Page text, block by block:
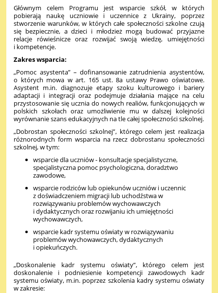
Głównym celem Programu jest wsparcie szkół, w których
pobierają naukę uczniowie i uczennice z Ukrainy, poprzez
stworzenie warunków, w których całe społeczności szkolne czują
się bezpiecznie, a dzieci i młodzież mogą budować przyjazne
relacje rówieśnicze oraz rozwijać swoją wiedzę, umiejętności
i kompetencje.
Zakres wsparcia:
„Pomoc asystenta” – dofinansowanie zatrudnienia asystentów,
o których mowa w art. 165 ust. 8a ustawy Prawo oświatowe.
Asystent m.in. diagnozuje etapy szoku kulturowego i bariery
adaptacji i integracji oraz podejmuje działania mające na celu
przystosowanie się ucznia do nowych realiów, funkcjonujących w
polskich szkołach oraz umożliwienie mu w dalszej kolejności
wyrównanie szans edukacyjnych na tle całej społeczności szkolnej.
„Dobrostan społeczności szkolnej”, którego celem jest realizacja
różnorodnych form wsparcia na rzecz dobrostanu społeczności
szkolnej, w tym:
wsparcie dla uczniów - konsultacje specjalistyczne,
specjalistyczna pomoc psychologiczna, doradztwo
zawodowe,
wsparcie rodziców lub opiekunów uczniów i uczennic
z doświadczeniem migracji lub uchodźstwa w
rozwiązywaniu problemów wychowawczych
i dydaktycznych oraz rozwijaniu ich umiejętności
wychowawczych,
wsparcie kadr systemu oświaty w rozwiązywaniu
problemów wychowawczych, dydaktycznych
i opiekuńczych.
„Doskonalenie kadr systemu oświaty”, którego celem jest
doskonalenie i podniesienie kompetencji zawodowych kadr
systemu oświaty, m.in. poprzez szkolenia kadry systemu oświaty
w zakresie: